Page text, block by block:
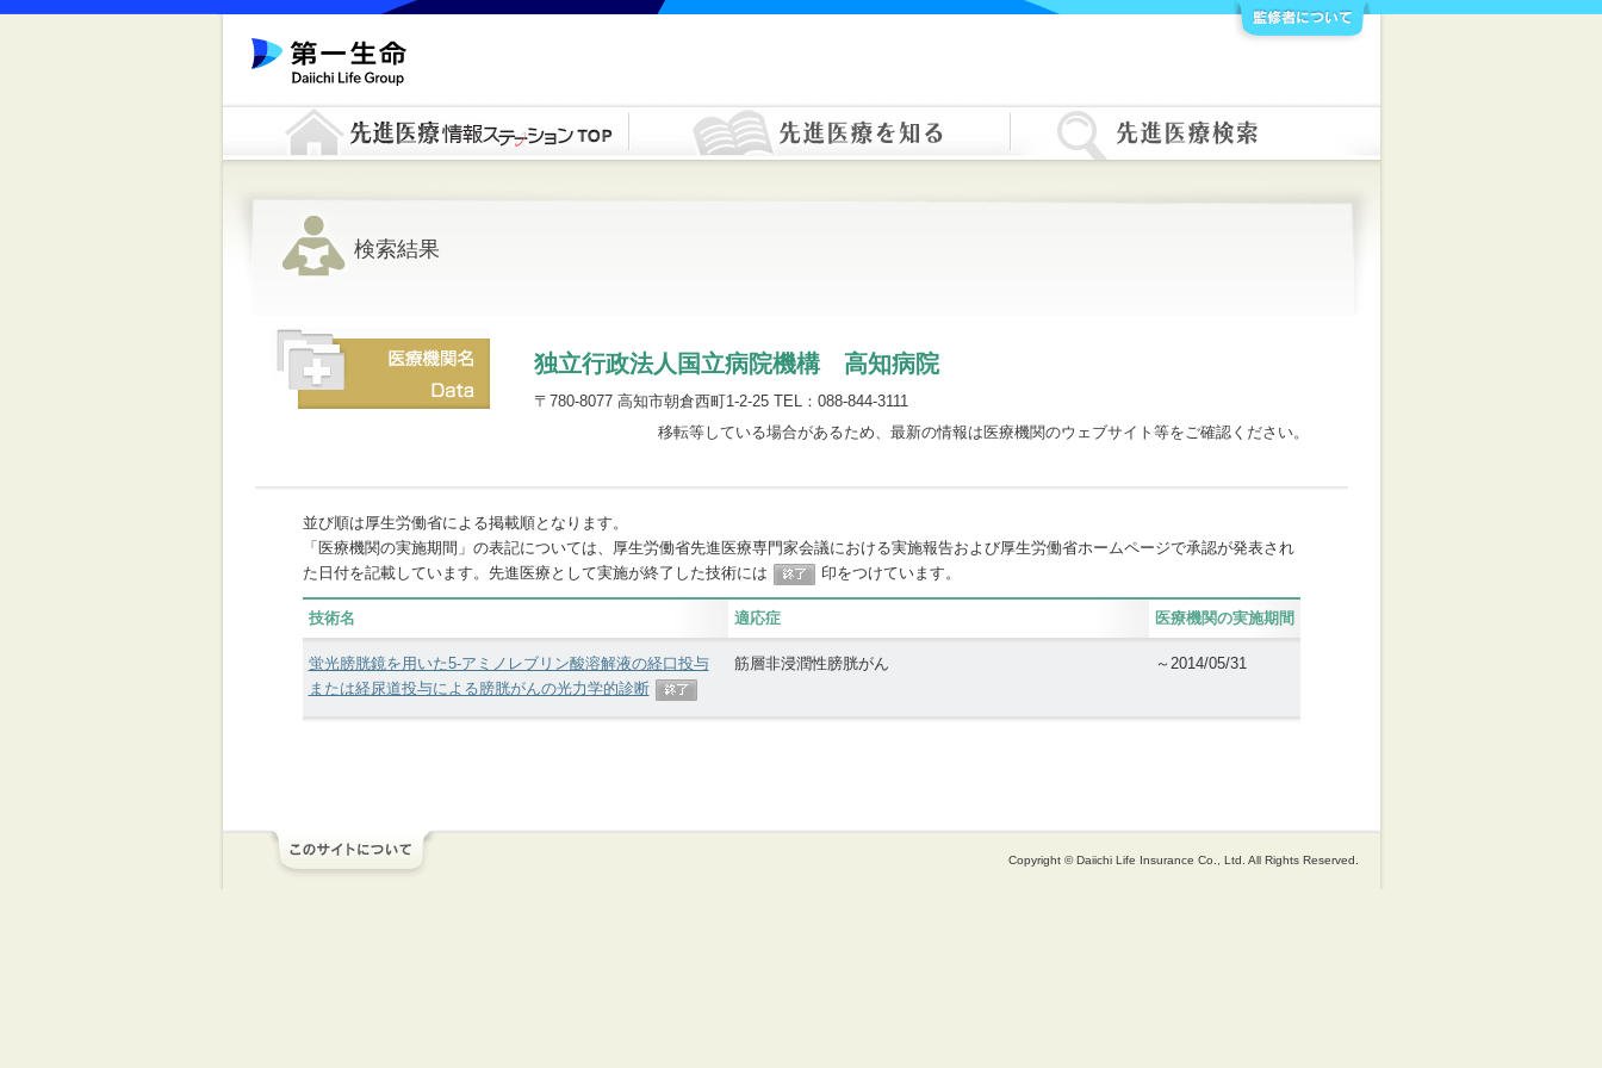
検索結果
独立行政法人国立病院機構 高知病院
〒780-8077 高知市朝倉西町1-2-25 TEL：088-844-3111
移転等している場合があるため、最新の情報は医療機関のウェブサイト等をご確認ください。
並び順は厚生労働省による掲載順となります。
「医療機関の実施期間」の表記については、厚生労働省先進医療専門家会議における実施報告および厚生労働省ホームページで承認が発表され
た日付を記載しています。先進医療として実施が終了した技術には
印をつけています。
技術名 適応症 医療機関の実施期間
蛍光膀胱鏡を用いた5-アミノレブリン酸溶解液の経口投与
または経尿道投与による膀胱がんの光力学的診断
筋層非浸潤性膀胱がん ～2014/05/31
Copyright © Daiichi Life Insurance Co., Ltd. All Rights Reserved.